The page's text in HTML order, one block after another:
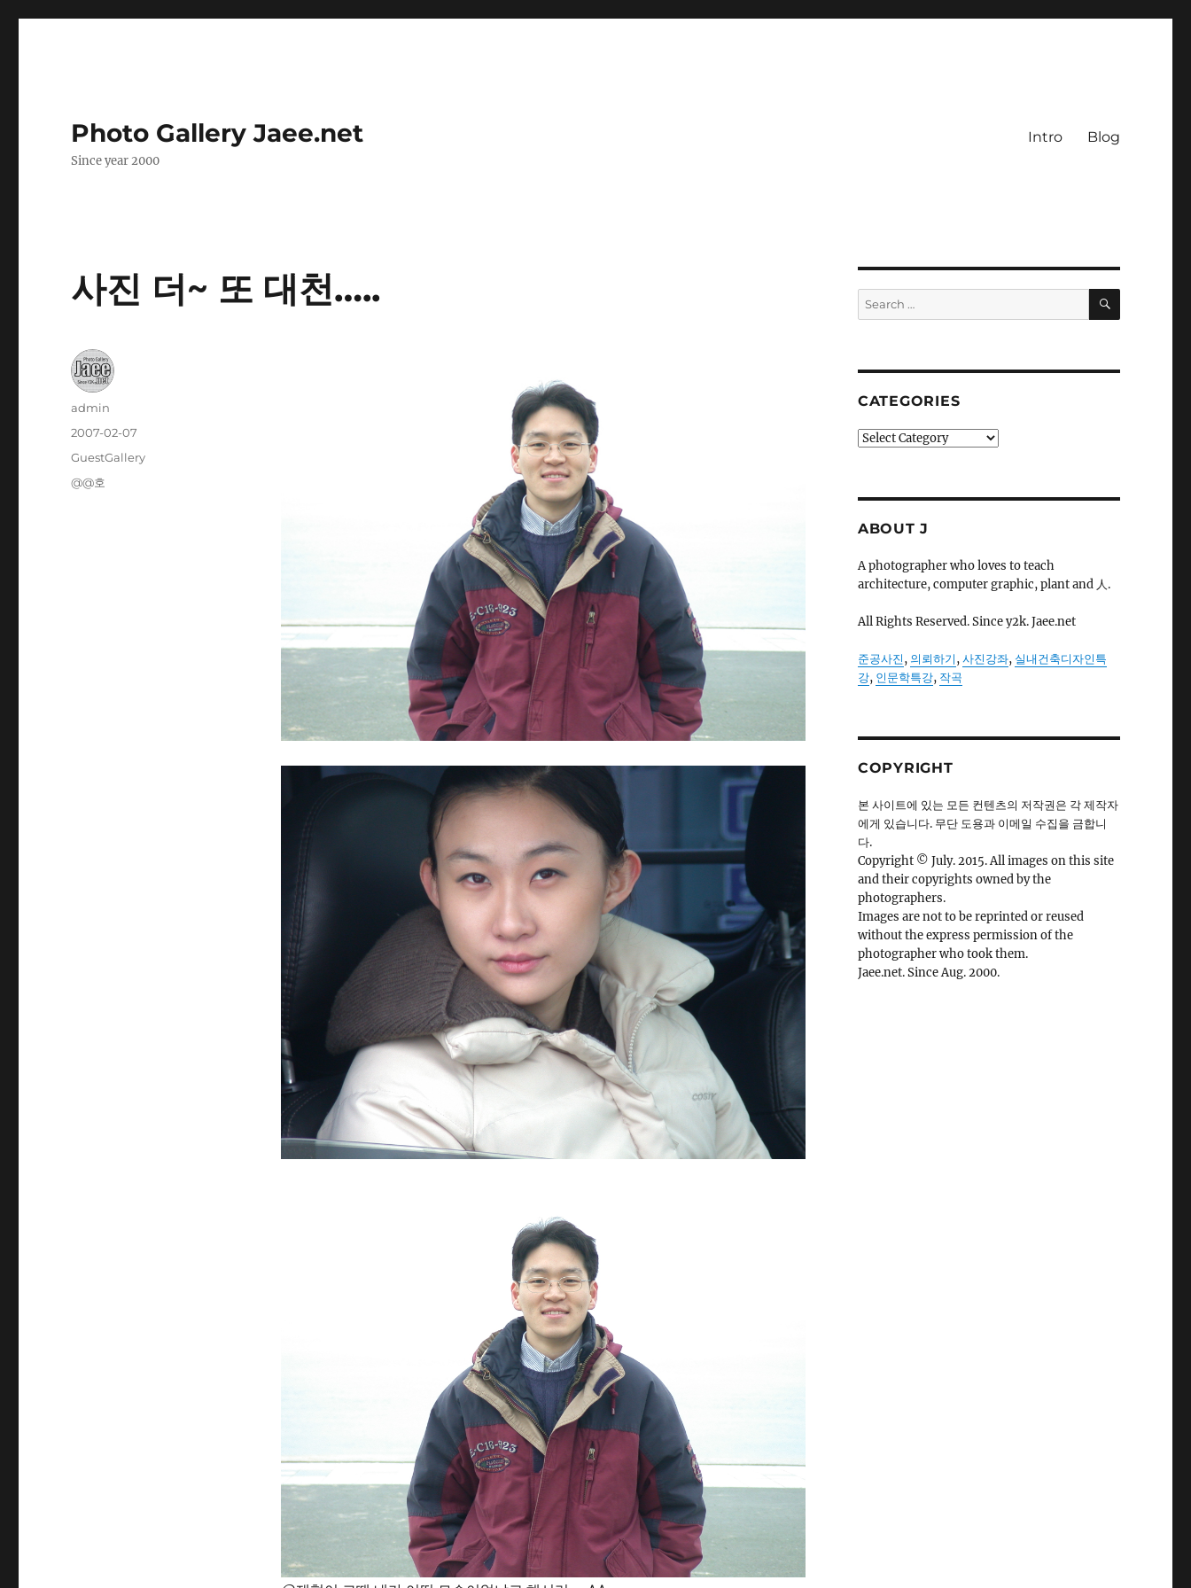
Photo Gallery Jaee.net
Since year 2000
Intro Blog
사진 더~ 또 대천…..
Author
admin
Posted
2007-02-07
Categories
GuestGallery
Tags
@@호
Search
for:
SEARCH
CATEGORIES
Categories
ABOUT J
A photographer who loves to teach
architecture, computer graphic, plant and 人.
All Rights Reserved. Since y2k. Jaee.net
준공사진, 의뢰하기,사진강좌, 실내건축디자인특
강, 인문학특강, 작곡
COPYRIGHT
본 사이트에 있는 모든 컨텐츠의 저작권은 각 제작자
에게 있습니다. 무단 도용과 이메일 수집을 금합니
다.
Copyright © July. 2015. All images on this site
and their copyrights owned by the
photographers.
Images are not to be reprinted or reused
without the express permission of the
photographer who took them.
Jaee.net. Since Aug. 2000.